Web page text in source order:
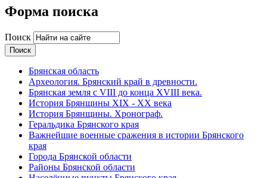
Форма поиска
Поиск
Брянская область
Археология. Брянский край в древности.
Брянская земля с VIII до конца XVIII века.
История Брянщины XIX - XX века
История Брянщины. Хронограф.
Геральдика Брянского края
Важнейшие военные сражения в истории Брянского
края
Города Брянской области
Районы Брянской области